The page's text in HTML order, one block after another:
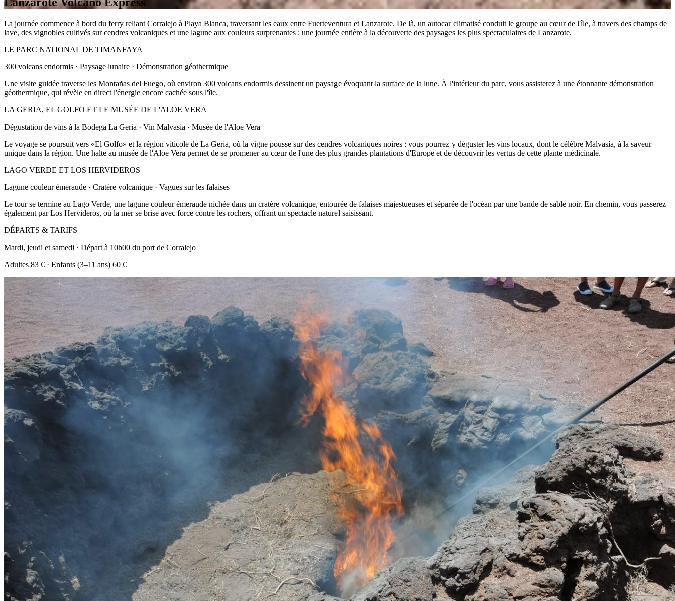
La journée commence à bord du ferry reliant Corralejo à Playa Blanca, traversant les eaux entre Fuerteventura et Lanzarote. De là, un autocar climatisé conduit le groupe au cœur de l'île, à travers des champs de
lave, des vignobles cultivés sur cendres volcaniques et une lagune aux couleurs surprenantes : une journée entière à la découverte des paysages les plus spectaculaires de Lanzarote.
LE PARC NATIONAL DE TIMANFAYA
300 volcans endormis · Paysage lunaire · Démonstration géothermique
Une visite guidée traverse les Montañas del Fuego, où environ 300 volcans endormis dessinent un paysage évoquant la surface de la lune. À l'intérieur du parc, vous assisterez à une étonnante démonstration
géothermique, qui révèle en direct l'énergie encore cachée sous l'île.
LA GERIA, EL GOLFO ET LE MUSÉE DE L'ALOE VERA
Dégustation de vins à la Bodega La Geria · Vin Malvasía · Musée de l'Aloe Vera
Le voyage se poursuit vers «El Golfo» et la région viticole de La Geria, où la vigne pousse sur des cendres volcaniques noires : vous pourrez y déguster les vins locaux, dont le célèbre Malvasía, à la saveur
unique dans la région. Une halte au musée de l'Aloe Vera permet de se promener au cœur de l'une des plus grandes plantations d'Europe et de découvrir les vertus de cette plante médicinale.
LAGO VERDE ET LOS HERVIDEROS
Lagune couleur émeraude · Cratère volcanique · Vagues sur les falaises
Le tour se termine au Lago Verde, une lagune couleur émeraude nichée dans un cratère volcanique, entourée de falaises majestueuses et séparée de l'océan par une bande de sable noir. En chemin, vous passerez
également par Los Hervideros, où la mer se brise avec force contre les rochers, offrant un spectacle naturel saisissant.
DÉPARTS & TARIFS
Mardi, jeudi et samedi · Départ à 10h00 du port de Corralejo
Adultes 83 € · Enfants (3–11 ans) 60 €